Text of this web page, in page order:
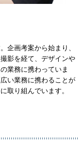
企画考案から始まり、
影を経て、デザインや
業務に携わっていま
い業務に携わることが
取り組んでいます。